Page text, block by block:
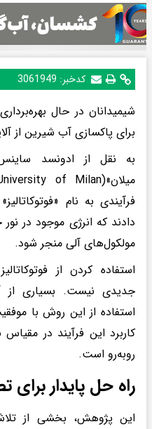
کدخبر: 3061949
شیمیدانان در حال
برای پاکسازی آب شیرین از
به نقل از ادونسد
فرآیندی به نام
دادند که انرژی موجود در
مولکول‌های آلی منجر شود.
استفاده کردن از
جدیدی نیست. بسیاری از
استفاده از این روش با
کاربرد این فرآیند در
روبه‌رو است.
راه حل پایدار برای
این پژوهش، بخشی از